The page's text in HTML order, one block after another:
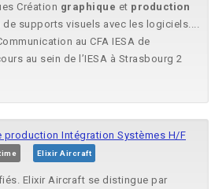
Création graphique et production
de supports visuels avec les logiciels....
au CFA IESA de
au sein de l’IESA à Strasbourg 2
production Intégration Systèmes H/F
Elixir Aircraft
Elixir Aircraft se distingue par